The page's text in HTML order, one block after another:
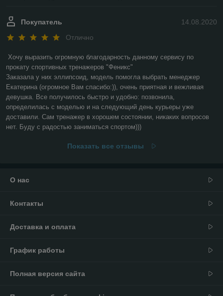
14.08.2020
Покупатель
Отлично
Хочу выразить огромную благодарность данному сервису по
прокату спортивных тренажеров "Феникс"
Заказала у них эллипсоид, модель помогла выбрать менеджер
Екатерина (огромное Вам спасибо:)), очень приятная и вежливая
девушка. Все получилось быстро и удобно: позвонила,
определилась с моделью и на следующий день курьеры уже
доставили. Сам тренажер в хорошем состоянии, никаких вопросов
нет. Буду с радостью заниматься спортом)))
Показать все отзывы
О нас
Контакты
Доставка и оплата
График работы
Полная версия сайта